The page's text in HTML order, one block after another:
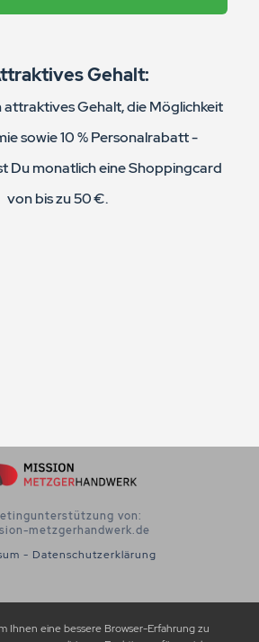
Gehalt:
attraktives Gehalt, die Möglichkeit
sowie 10 % Personalrabatt -
Du monatlich eine Shoppingcard
von bis zu 50 €.
von:
metzgerhandwerk.de
- Datenschutzerklärung
Ihnen eine bessere Browser-Erfahrung zu